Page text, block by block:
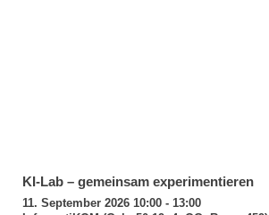
KI-Lab – gemeinsam experimentieren
11. September 2026 10:00 - 13:00